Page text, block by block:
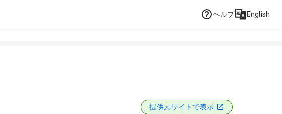
ヘルプ English
提供元サイトで表示